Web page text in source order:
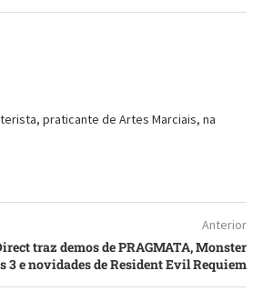
praticante de Artes Marciais, na
Anterior
traz demos de PRAGMATA, Monster
3 e novidades de Resident Evil Requiem